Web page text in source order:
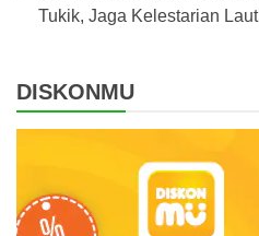
Tukik, Jaga Kelestarian Laut
DISKONMU